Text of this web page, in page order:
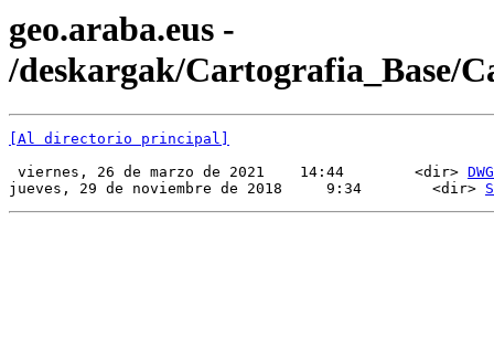
geo.araba.eus -
/deskargak/Cartografia_Base/
[Al directorio principal]
viernes, 26 de marzo de 2021    14:44        <dir>
jueves, 29 de noviembre de 2018     9:34        <dir>